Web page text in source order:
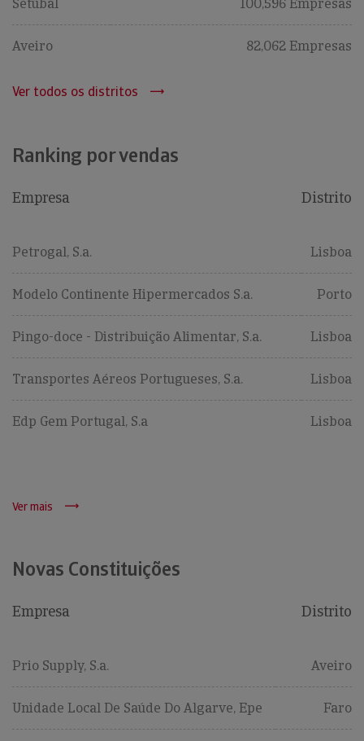
Setúbal 100,596 Empresas
Aveiro 82,062 Empresas
Ver todos os distritos
Ranking por vendas
Empresa Distrito
Petrogal, S.a. Lisboa
Modelo Continente Hipermercados S.a. Porto
Pingo-doce - Distribuição Alimentar, S.a. Lisboa
Transportes Aéreos Portugueses, S.a. Lisboa
Edp Gem Portugal, S.a Lisboa
Ver mais
Novas Constituições
Empresa Distrito
Prio Supply, S.a. Aveiro
Unidade Local De Saúde Do Algarve, Epe Faro